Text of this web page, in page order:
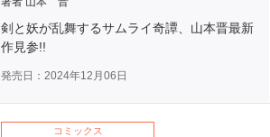
剣と妖が乱舞するサムライ奇譚、山本晋最新
作見参!!
発売日：2024年12月06日
コミックス